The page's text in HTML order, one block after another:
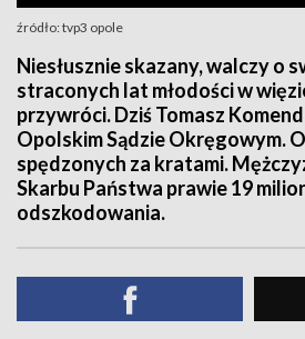
źródło: tvp3 opole
Niesłusznie skazany, walczy o
straconych lat młodości w
przywróci. Dziś Tomasz
Opolskim Sądzie Okręgowym.
spędzonych za kratami.
Skarbu Państwa prawie 19
odszkodowania.